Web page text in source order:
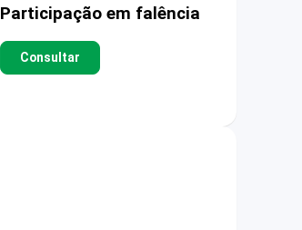
Participação em falência
Consultar